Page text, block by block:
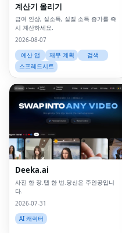
계산기 올리기
급여 인상, 실소득, 실질 소득 증가를 즉
시 계산하세요.
2026-08-07
예산 앱
재무 계획
검색
스프레드시트
Deeka.ai
사진 한 장.탭 한 번.당신은 주인공입니
다.
2026-07-31
AI 캐릭터